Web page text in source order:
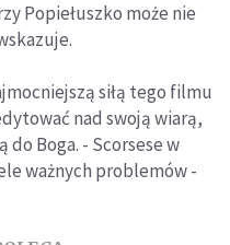
Popiełuszko może nie
siłą tego filmu
nad swoją wiarą,
Boga. - Scorsese w
ważnych problemów -